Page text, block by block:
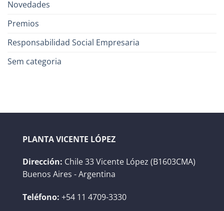
Novedades
Premios
Responsabilidad Social Empresaria
Sem categoria
PLANTA VICENTE LÓPEZ
Dirección: Chile 33 Vicente López (B1603CMA)
Buenos Aires - Argentina
Teléfono: +54 11 4709-3330